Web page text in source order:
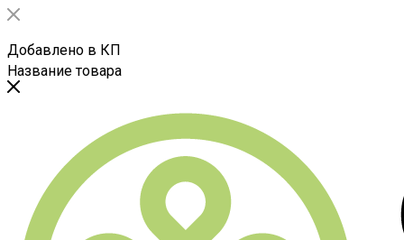
Добавлено в КП
Название товара